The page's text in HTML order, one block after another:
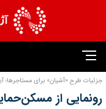
جزئیات طرح «آشیان» برای مستاجرها؛
رونمایی از